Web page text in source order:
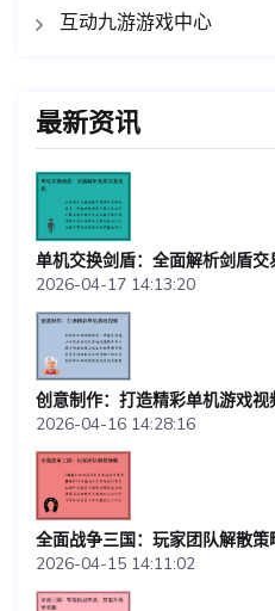
互动九游游戏中心
最新资讯
单机交换剑盾：全面解析剑盾交
2026-04-17 14:13:20
创意制作：打造精彩单机游戏视
2026-04-16 14:28:16
全面战争三国：玩家团队解散策
2026-04-15 14:11:02